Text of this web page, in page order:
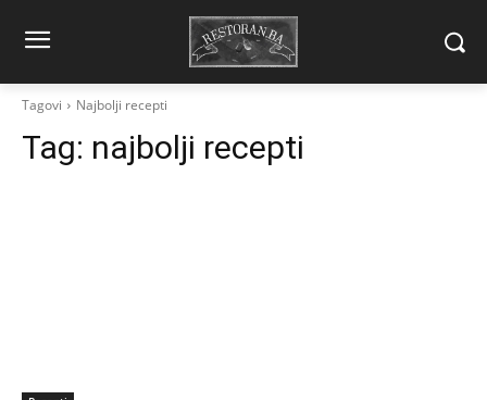
Tagovi Najbolji recepti
Tag: najbolji recepti